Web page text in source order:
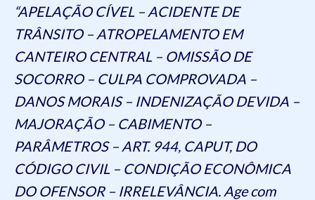
“APELAÇÃO CÍVEL – ACIDENTE DE
TRÂNSITO – ATROPELAMENTO EM
CANTEIRO CENTRAL – OMISSÃO DE
SOCORRO – CULPA COMPROVADA –
DANOS MORAIS – INDENIZAÇÃO DEVIDA –
MAJORAÇÃO – CABIMENTO –
PARÂMETROS – ART. 944, CAPUT, DO
CÓDIGO CIVIL – CONDIÇÃO ECONÔMICA
DO OFENSOR – IRRELEVÂNCIA. Age com